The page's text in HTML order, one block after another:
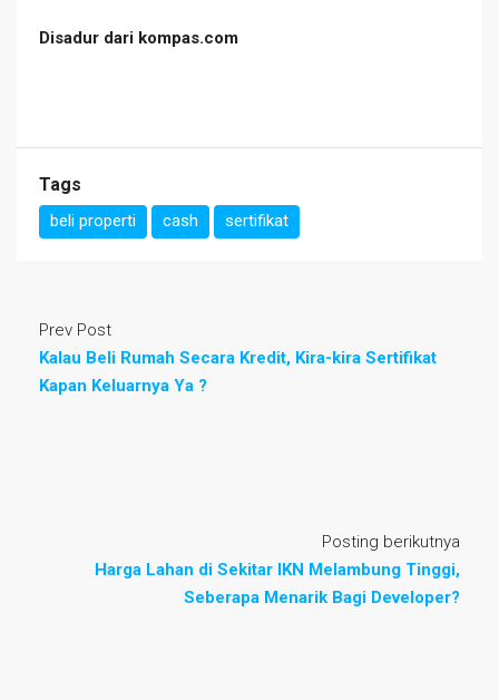
Disadur dari kompas.com
Tags
beli properti cash sertifikat
Prev Post
Kalau Beli Rumah Secara Kredit, Kira-kira Sertifikat
Kapan Keluarnya Ya ?
Posting berikutnya
Harga Lahan di Sekitar IKN Melambung Tinggi,
Seberapa Menarik Bagi Developer?